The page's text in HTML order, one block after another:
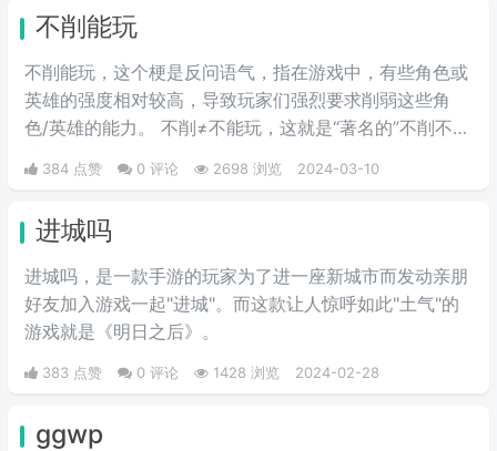
不削能玩
不削能玩，这个梗是反问语气，指在游戏中，有些角色或
英雄的强度相对较高，导致玩家们强烈要求削弱这些角
色/英雄的能力。 不削≠不能玩，这就是“著名的”不削不等
384 点赞 0 评论 2698 浏览 2024-03-10
进城吗
进城吗，是一款手游的玩家为了进一座新城市而发动亲朋
好友加入游戏一起"进城"。而这款让人惊呼如此"土气"的
游戏就是《明日之后》。
383 点赞 0 评论 1428 浏览 2024-02-28
ggwp